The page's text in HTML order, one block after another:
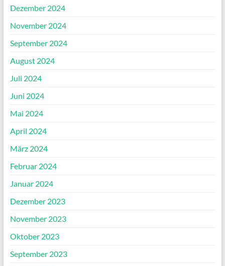
Dezember 2024
November 2024
September 2024
August 2024
Juli 2024
Juni 2024
Mai 2024
April 2024
März 2024
Februar 2024
Januar 2024
Dezember 2023
November 2023
Oktober 2023
September 2023